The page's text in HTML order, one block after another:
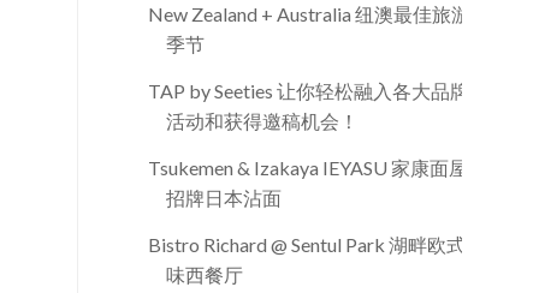
New Zealand + Australia 纽澳最佳旅游
季节
TAP by Seeties 让你轻松融入各大品牌
活动和获得邀稿机会！
Tsukemen & Izakaya IEYASU 家康面屋
招牌日本沾面
Bistro Richard @ Sentul Park 湖畔欧式风
味西餐厅